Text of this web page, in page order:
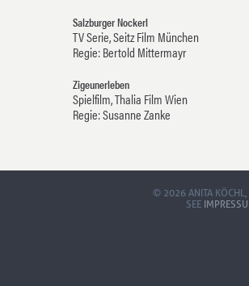
Salzburger Nockerl
TV Serie, Seitz Film München
Regie: Bertold Mittermayr
Zigeunerleben
Spielfilm, Thalia Film Wien
Regie: Susanne Zanke
© 2026 ANITA KÖCHL,
SEE